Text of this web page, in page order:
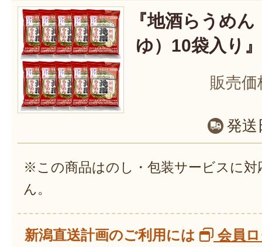
『地酒らうめ
ゆ）10袋入り』
販売価
発送
※この商品はのし・包装サービスに対
ん。
新潟直送計画のご利用には 会員